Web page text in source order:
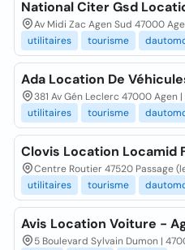
National Citer Gsd
Av Midi Zac Agen Sud 47000
utilitaires
tourisme
Ada Location De
381 Av Gén Leclerc 47000 Agen |
utilitaires
tourisme
Clovis Location Locamid
Centre Routier 47520 Passage
utilitaires
tourisme
Avis Location Voiture -
5 Boulevard Sylvain Dumon |